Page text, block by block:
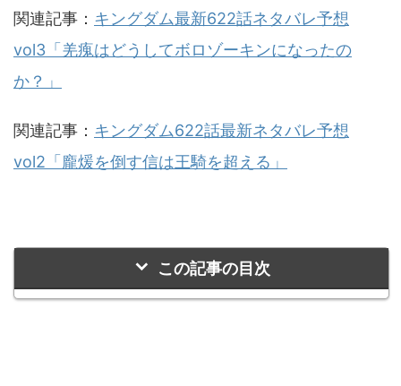
関連記事： キングダム最新622話ネタバレ予想
vol3「羌瘣はどうしてボロゾーキンになったの
か？」
関連記事： キングダム622話最新ネタバレ予想
vol2「龐煖を倒す信は王騎を超える」
この記事の目次